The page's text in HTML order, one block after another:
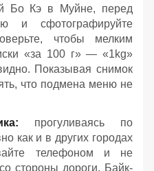
Бо Кэ в Муйне, перед
и сфотографируйте
чтобы мелким
«за 100 г» — «1kg»
Показывая снимок
что подмена меню не
прогуливаясь по
как и в других городах
телефоном и не
стороны дороги. Байк-